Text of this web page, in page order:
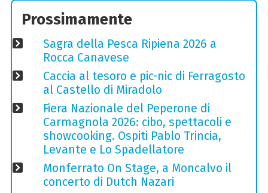
Prossimamente
Sagra della Pesca Ripiena 2026 a
Rocca Canavese
Caccia al tesoro e pic-nic di Ferragosto
al Castello di Miradolo
Fiera Nazionale del Peperone di
Carmagnola 2026: cibo, spettacoli e
showcooking. Ospiti Pablo Trincia,
Levante e Lo Spadellatore
Monferrato On Stage, a Moncalvo il
concerto di Dutch Nazari